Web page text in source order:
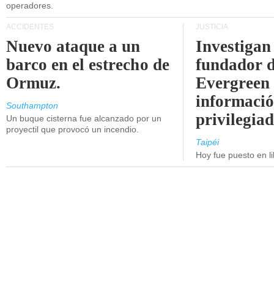
operadores.
ACCIDENTES
Nuevo ataque a un
barco en el estrecho de
Ormuz.
Southampton
Un buque cisterna fue alcanzado por un
proyectil que provocó un incendio.
JUSTICIA
fundador
Taipéi
Hoy fue puesto en